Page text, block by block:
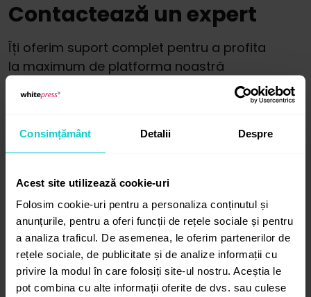
Consimțământ Detalii Despre
Acest site utilizează cookie-uri
Folosim cookie-uri pentru a personaliza conținutul și
anunțurile, pentru a oferi funcții de rețele sociale și pentru
a analiza traficul. De asemenea, le oferim partenerilor de
rețele sociale, de publicitate și de analize informații cu
privire la modul în care folosiți site-ul nostru. Aceștia le
pot combina cu alte informații oferite de dvs. sau culese
Contactează un expert
Îți oferim suport complet pentru a profita
la maximum de platforma noastră